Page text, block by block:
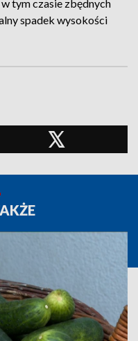
tym czasie zbędnych
spadek wysokości